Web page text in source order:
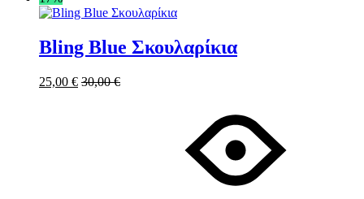
Bling Blue Σκουλαρίκια
25,00 € 30,00€